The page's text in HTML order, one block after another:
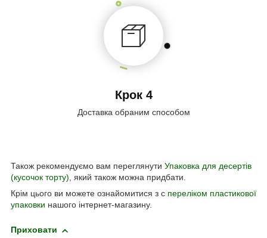
Крок 4
Доставка обраним способом
Також рекомендуємо вам переглянути Упаковка для десертів
(кусочок торту), який також можна придбати.
Крім цього ви можете ознайомитися з с переліком пластикової
упаковки нашого інтернет-магазину.
Приховати